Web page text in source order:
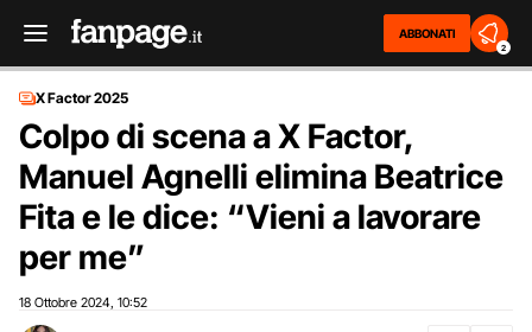
ABBONATI
2
X Factor 2025
Colpo di scena a X Factor,
Manuel Agnelli elimina Beatrice
Fita e le dice: “Vieni a lavorare
per me”
18 Ottobre 2024 10:52